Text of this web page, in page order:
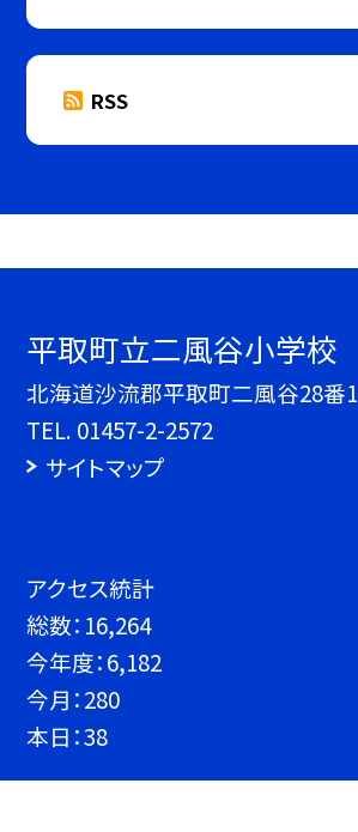
RSS
平取町立二風谷小学校
北海道沙流郡平取町二風谷28番1
TEL. 01457-2-2572
サイトマップ
アクセス統計
総数： 16,264
今年度：6,182
今月：280
本日：38